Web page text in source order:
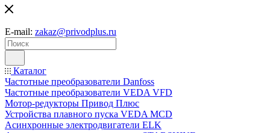
E-mail: zakaz@privodplus.ru
Каталог
Частотные преобразователи Danfoss
Частотные преобразователи VEDA VFD
Мотор-редукторы Привод Плюс
Устройства плавного пуска VEDA MCD
Асинхронные электродвигатели ELK